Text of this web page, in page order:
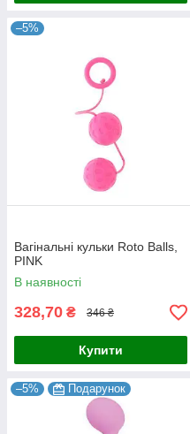
–5%
Вагінальні кульки Roto Balls,
PINK
В наявності
328,70 ₴ 346 ₴
Купити
–5% Подарунок